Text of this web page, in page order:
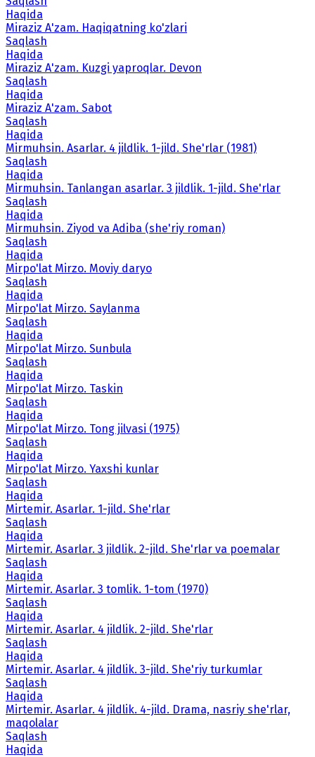
Haqida
Miraziz A'zam. Haqiqatning ko'zlari
Saqlash
Haqida
Miraziz A'zam. Kuzgi yaproqlar. Devon
Saqlash
Haqida
Miraziz A'zam. Sabot
Saqlash
Haqida
Mirmuhsin. Asarlar. 4 jildlik. 1-jild. She'rlar (1981)
Saqlash
Haqida
Mirmuhsin. Tanlangan asarlar. 3 jildlik. 1-jild. She'rlar
Saqlash
Haqida
Mirmuhsin. Ziyod va Adiba (she'riy roman)
Saqlash
Haqida
Mirpo'lat Mirzo. Moviy daryo
Saqlash
Haqida
Mirpo'lat Mirzo. Saylanma
Saqlash
Haqida
Mirpo'lat Mirzo. Sunbula
Saqlash
Haqida
Mirpo'lat Mirzo. Taskin
Saqlash
Haqida
Mirpo'lat Mirzo. Tong jilvasi (1975)
Saqlash
Haqida
Mirpo'lat Mirzo. Yaxshi kunlar
Saqlash
Haqida
Mirtemir. Asarlar. 1-jild. She'rlar
Saqlash
Haqida
Mirtemir. Asarlar. 3 jildlik. 2-jild. She'rlar va poemalar
Saqlash
Haqida
Mirtemir. Asarlar. 3 tomlik. 1-tom (1970)
Saqlash
Haqida
Mirtemir. Asarlar. 4 jildlik. 2-jild. She'rlar
Saqlash
Haqida
Mirtemir. Asarlar. 4 jildlik. 3-jild. She'riy turkumlar
Saqlash
Haqida
Mirtemir. Asarlar. 4 jildlik. 4-jild. Drama, nasriy she'rlar,
maqolalar
Saqlash
Haqida